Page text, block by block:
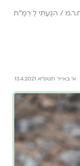
/ הִגַּעְתִּי לְ רְמַ"ח
א׳ באייר תשפ״א 13.4.2021